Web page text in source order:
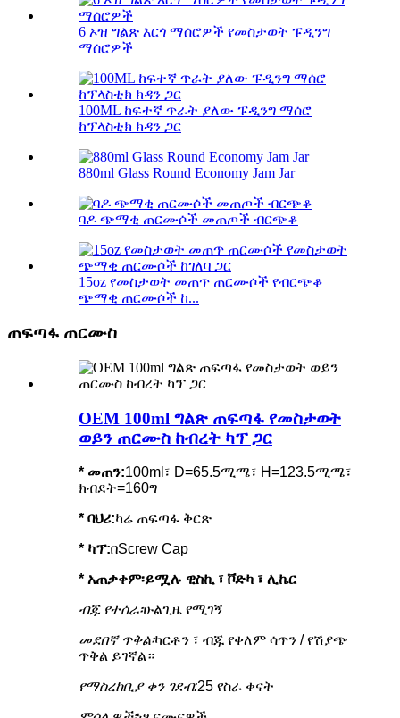
6 ኦዝ ግልጽ እርጎ ማሰሮዎች የመስታወት ፑዲንግ
ማሰሮዎች
100ML ከፍተኛ ጥራት ያለው ፑዲንግ ማሰሮ
ከፕላስቲክ ክዳን ጋር
880ml Glass Round Economy Jam Jar
ባዶ ጭማቂ ጠርሙሶች መጠጦች ብርጭቆ
15oz የመስታወት መጠጥ ጠርሙሶች የብርጭቆ
ጭማቂ ጠርሙሶች ከ...
ጠፍጣፋ ጠርሙስ
OEM 100ml ግልጽ ጠፍጣፋ የመስታወት
ወይን ጠርሙስ ከብረት ካፕ ጋር
* መጠን:100ml፣ D=65.5ሚሜ፣ H=123.5ሚሜ፣
ክብደት=160ግ
* ባህሪ:ካሬ ጠፍጣፋ ቅርጽ
* ካፕ:በScrew Cap
* አጠቃቀም፡ይሟሉ ዊስኪ ፣ ቮድካ ፣ ሊኬር
ብጁ የተሰራ፡ሁልጊዜ የሚገኝ
መደበኛ ጥቅል፡ካርቶን ፣ ብጁ የቀለም ሳጥን / የሽያጭ
ጥቅል ይገኛል።
የማስረከቢያ ቀን ገደብ:25 የስራ ቀናት